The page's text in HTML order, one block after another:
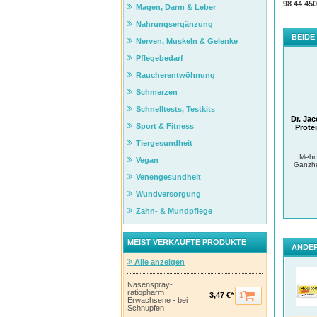
einer
kann
Kalt
98 44 450
BEIDE
Dr.
Magen, Darm & Leber
Nahrungsergänzung
Nerven, Muskeln & Gelenke
Pflegebedarf
Raucherentwöhnung
Schmerzen
Schnelltests, Testkits
Sport & Fitness
Tiergesundheit
Vegan
Venengesundheit
Wundversorgung
Zahn- & Mundpflege
MEIST VERKAUFTE PRODUKTE
Alle anzeigen
Nasenspray-
ratiopharm
Erwachsene - bei
Schnupfen
3,47 €* 1